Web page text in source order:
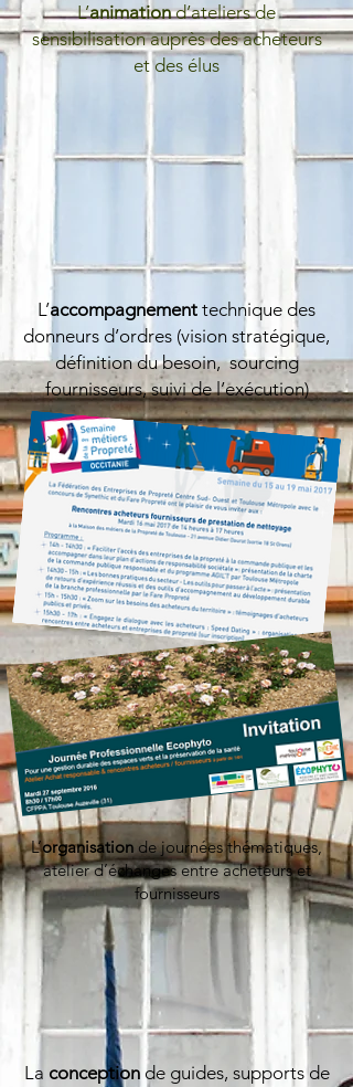
L’animationd’ateliers de
sensibilisation auprès des acheteurs
et des élus
L’accompagnement technique des
donneurs d’ordres (vision stratégique,
définition du besoin, sourcing
fournisseurs, suivi de l’exécution)
L’organisation de journées thématiques,
atelier d’échanges entre acheteurs et
fournisseurs
La conceptionde guides, supports de